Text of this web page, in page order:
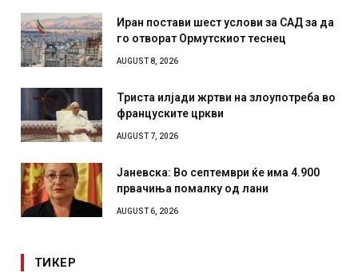
Иран постави шест услови за САД за да
го отворат Ормутскиот теснец
AUGUST 8, 2026
Триста илјади жртви на злоупотреба во
француските цркви
AUGUST 7, 2026
Јаневска: Во септември ќе има 4.900
првачиња помалку од лани
AUGUST 6, 2026
ТИКЕР